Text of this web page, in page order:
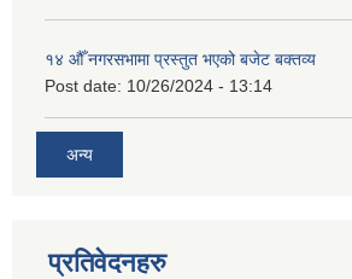
१४ औँ नगरसभामा प्रस्तुत भएको बजेट बक्तव्य
Post date: 10/26/2024 - 13:14
अन्य
प्रतिवेदनहरु